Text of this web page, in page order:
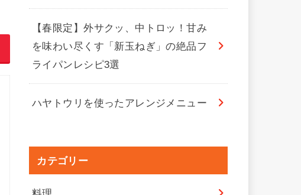
【春限定】外サクッ、中トロッ！甘み
を味わい尽くす「新玉ねぎ」の絶品フ
ライパンレシピ3選
ハヤトウリを使ったアレンジメニュー
カテゴリー